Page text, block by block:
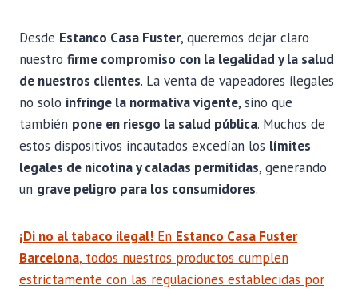
Desde Estanco Casa Fuster, queremos dejar claro
nuestro firme compromiso con la legalidad y la salud
de nuestros clientes. La venta de vapeadores ilegales
no solo infringe la normativa vigente, sino que
también pone en riesgo la salud pública. Muchos de
estos dispositivos incautados excedían los límites
legales de nicotina y caladas permitidas, generando
un grave peligro para los consumidores.
¡Di no al tabaco ilegal! En Estanco Casa Fuster
Barcelona, todos nuestros productos cumplen
estrictamente con las regulaciones establecidas por